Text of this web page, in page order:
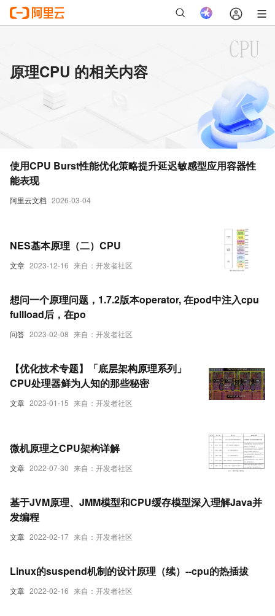
原理CPU 的相关内容
阿里云文档 2026-03-04
使用CPU Burst性能优化策略提升延迟敏感型应用容器性
能表现
文章 2023-12-16 来自：开发者社区
NES基本原理（二）CPU
问答 2023-02-08 来自：开发者社区
想问一个原理问题，1.7.2版本operator, 在pod中注入cpu
fullload后，在po
文章 2023-01-15 来自：开发者社区
【优化技术专题】「底层架构原理系列」
CPU处理器鲜为人知的那些秘密
文章 2022-07-30 来自：开发者社区
微机原理之CPU架构详解
文章 2022-02-17 来自：开发者社区
基于JVM原理、JMM模型和CPU缓存模型深入理解Java并
发编程
文章 2022-02-16 来自：开发者社区
Linux的suspend机制的设计原理（续）--cpu的热插拔